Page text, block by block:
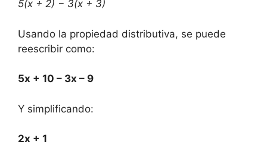
5(x + 2) −​ 3(x + 3)
Usando la propiedad⁤ distributiva, se‌ puede
reescribir como:
5x + 10 – 3x⁢ – ‌9
Y simplificando:
2x + 1